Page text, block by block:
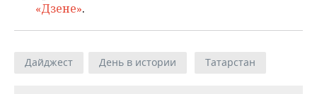
«Дзене».
Дайджест День в истории Татарстан